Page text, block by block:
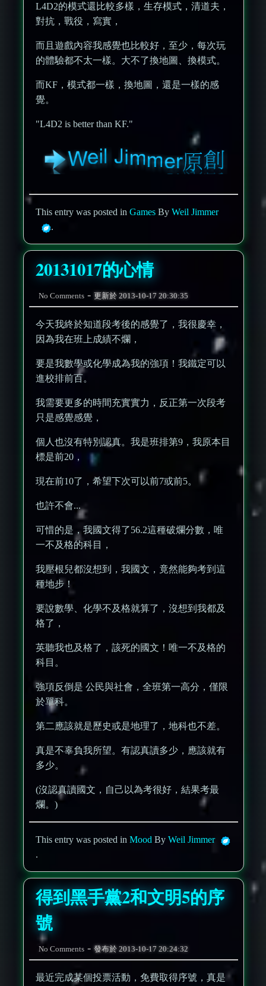
L4D2的模式還比較多樣，生存模式，清道夫，
對抗，戰役，寫實，
而且遊戲內容我感覺也比較好，至少，每次玩
的體驗都不太一樣。大不了換地圖、換模式。
而KF，模式都一樣，換地圖，還是一樣的感
覺。
"L4D2 is better than KF."
This entry was posted inGames ByWeil Jimmer
.
20131017的心情
No Comments -更新於2013-10-17 20:30:35
今天我終於知道段考後的感覺了，我很慶幸，
因為我在班上成績不爛，
要是我數學或化學成為我的強項！我鐵定可以
進校排前百。
我需要更多的時間充實實力，反正第一次段考
只是感覺感覺，
個人也沒有特別認真。我是班排第9，我原本目
標是前20，
現在前10了，希望下次可以前7或前5。
也許不會...
可惜的是，我國文得了56.2這種破爛分數，唯
一不及格的科目，
我壓根兒都沒想到，我國文，竟然能夠考到這
種地步！
要說數學、化學不及格就算了，沒想到我都及
格了，
英聽我也及格了，該死的國文！唯一不及格的
科目。
強項反倒是 公民與社會，全班第一高分，僅限
於單科。
第二應該就是歷史或是地理了，地科也不差。
真是不辜負我所望。有認真讀多少，應該就有
多少。
(沒認真讀國文，自己以為考很好，結果考最
爛。)
This entry was posted inMood ByWeil Jimmer
.
得到黑手黨2和文明5的序
號
No Comments -發布於2013-10-17 20:24:32
最近完成某個投票活動，免費取得序號，真是